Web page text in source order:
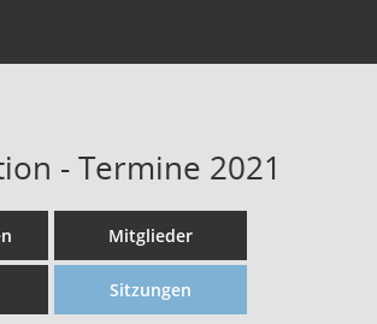
- Termine 2021
Mitglieder
Sitzungen